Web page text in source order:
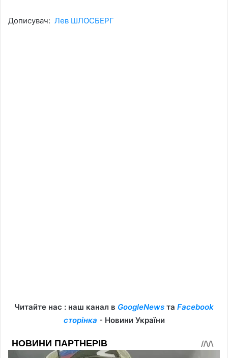
Дописувач: Лев ШЛОСБЕРГ
Читайте нас : наш канал в GoogleNews та Facebook
сторінка - Новини України